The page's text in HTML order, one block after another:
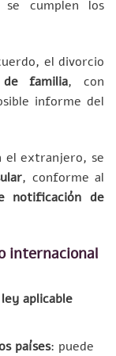
cumplen los
el divorcio
de familia, con
informe del
el extranjero, se
, conforme al
notificación de
internacional
aplicable
países: puede